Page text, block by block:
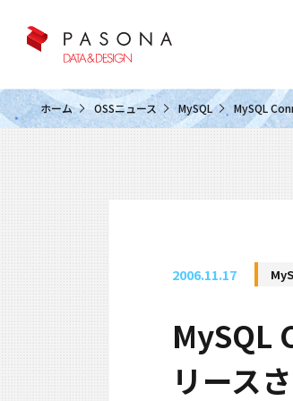
ホーム OSSニュース MySQL MySQL
2006.11.17
MySQL
リース